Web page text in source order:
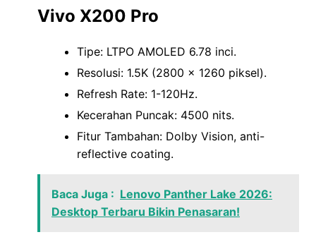
Vivo X200 Pro
Tipe: LTPO AMOLED 6.78 inci.
Resolusi: 1.5K (2800 x 1260 piksel).
Refresh Rate: 1-120Hz.
Kecerahan Puncak: 4500 nits.
Fitur Tambahan: Dolby Vision, anti-
reflective coating.
Baca Juga : Lenovo Panther Lake 2026:
Desktop Terbaru Bikin Penasaran!